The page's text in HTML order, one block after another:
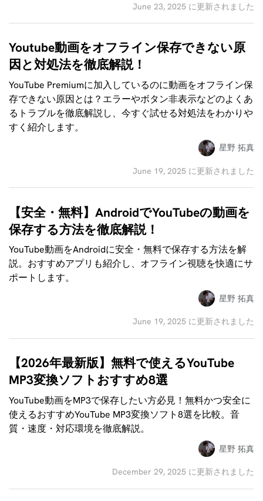
June 23, 2025 に更新されました
Youtube動画をオフライン保存できない原
因と対処法を徹底解説！
YouTube Premiumに加入しているのに動画をオフライン保
存できない原因とは？エラーやボタン非表示などのよくあ
るトラブルを徹底解説し、今すぐ試せる対処法をわかりや
すく紹介します。
星野 拓真
June 19, 2025 に更新されました
【安全・無料】AndroidでYouTubeの動画を
保存する方法を徹底解説！
YouTube動画をAndroidに安全・無料で保存する方法を解
説。おすすめアプリも紹介し、オフライン視聴を快適にサ
ポートします。
星野 拓真
June 19, 2025 に更新されました
【2026年最新版】無料で使えるYouTube
MP3変換ソフトおすすめ8選
YouTube動画をMP3で保存したい方必見！無料かつ安全に
使えるおすすめYouTube MP3変換ソフト8選を比較。音
質・速度・対応環境を徹底解説。
星野 拓真
December 29, 2025 に更新されました